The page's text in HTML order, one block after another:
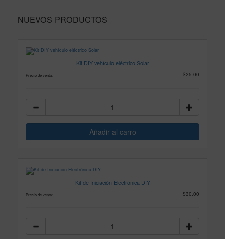
NUEVOS PRODUCTOS
Kit DIY vehículo eléctrico Solar
Precio de venta: $25.00
Kit de Iniciación Electrónica DIY
Precio de venta: $30.00